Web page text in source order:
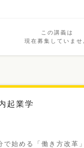
この講義は
現在募集していませ
起業学
で始める「働き方改革